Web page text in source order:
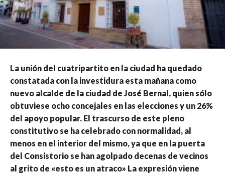
La unión del cuatripartito en la ciudad ha quedado
constatada con la investidura esta mañana como
nuevo alcalde de la ciudad de José Bernal, quien sólo
obtuviese ocho concejales en las elecciones y un 26%
del apoyo popular. El trascurso de este pleno
constitutivo se ha celebrado con normalidad, al
menos en el interior del mismo, ya que en la puerta
del Consistorio se han agolpado decenas de vecinos
al grito de «esto es un atraco» La expresión viene